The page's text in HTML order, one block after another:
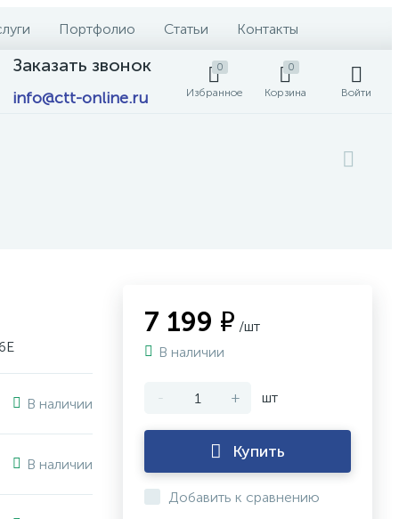
Портфолио Статьи Контакты
Заказать звонок
info@ctt-online.ru
0
Избранное
0
Корзина Войти
В наличии
В наличии
7 199 ₽ /шт
В наличии
- + шт
Купить
Добавить к сравнению